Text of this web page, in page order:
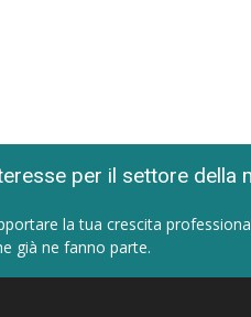
per il settore della
la tua crescita
già ne fanno parte.